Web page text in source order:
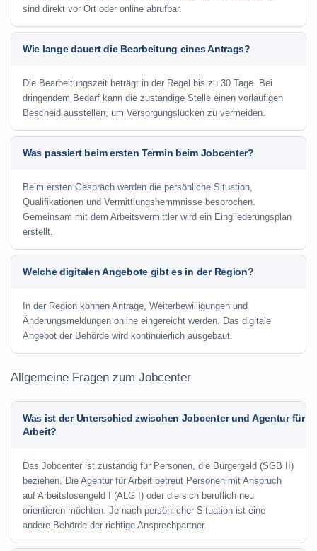
sind direkt vor Ort oder online abrufbar.
Wie lange dauert die Bearbeitung eines Antrags?
Die Bearbeitungszeit beträgt in der Regel bis zu 30 Tage. Bei
dringendem Bedarf kann die zuständige Stelle einen vorläufigen
Bescheid ausstellen, um Versorgungslücken zu vermeiden.
Was passiert beim ersten Termin beim Jobcenter?
Beim ersten Gespräch werden die persönliche Situation,
Qualifikationen und Vermittlungshemmnisse besprochen.
Gemeinsam mit dem Arbeitsvermittler wird ein Eingliederungsplan
erstellt.
Welche digitalen Angebote gibt es in der Region?
In der Region können Anträge, Weiterbewilligungen und
Änderungsmeldungen online eingereicht werden. Das digitale
Angebot der Behörde wird kontinuierlich ausgebaut.
Allgemeine Fragen zum Jobcenter
Was ist der Unterschied zwischen Jobcenter und Agentur für
Arbeit?
Das Jobcenter ist zuständig für Personen, die Bürgergeld (SGB II)
beziehen. Die Agentur für Arbeit betreut Personen mit Anspruch
auf Arbeitslosengeld I (ALG I) oder die sich beruflich neu
orientieren möchten. Je nach persönlicher Situation ist eine
andere Behörde der richtige Ansprechpartner.